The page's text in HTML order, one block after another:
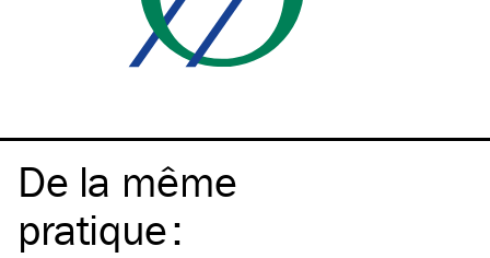
De la même
pratique: